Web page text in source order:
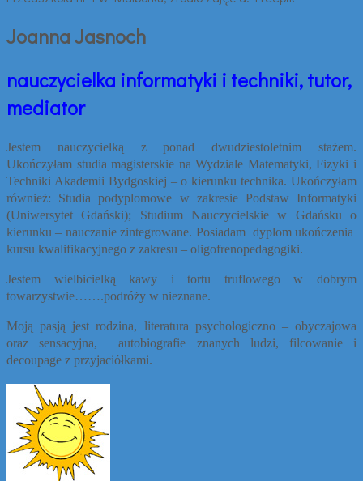
Joanna Jasnoch
nauczycielka informatyki i techniki, tutor,
mediator
Jestem nauczycielką z ponad dwudziestoletnim stażem.
Ukończyłam studia magisterskie na Wydziale Matematyki, Fizyki i
Techniki Akademii Bydgoskiej – o kierunku technika. Ukończyłam
również: Studia podyplomowe w zakresie Podstaw Informatyki
(Uniwersytet Gdański); Studium Nauczycielskie w Gdańsku o
kierunku – nauczanie zintegrowane. Posiadam dyplom ukończenia
kursu kwalifikacyjnego z zakresu – oligofrenopedagogiki.
Jestem wielbicielką kawy i tortu truflowego w dobrym
towarzystwie…….podróży w nieznane.
Moją pasją jest rodzina, literatura psychologiczno – obyczajowa
oraz sensacyjna,
autobiografie znanych ludzi, filcowanie i
decoupage z przyjaciółkami.